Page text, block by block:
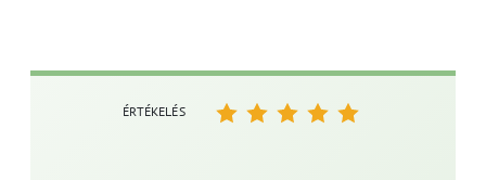
ÉRTÉKELÉS